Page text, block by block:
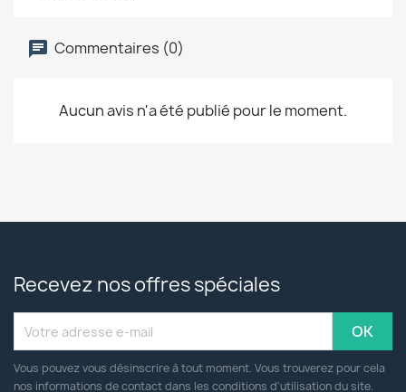
Commentaires (0)
Aucun avis n'a été publié pour le moment.
Recevez nos offres spéciales
Vous pouvez vous désinscrire à tout moment. Vous trouverez pour cela
nos informations de contact dans les conditions d'utilisation du site.